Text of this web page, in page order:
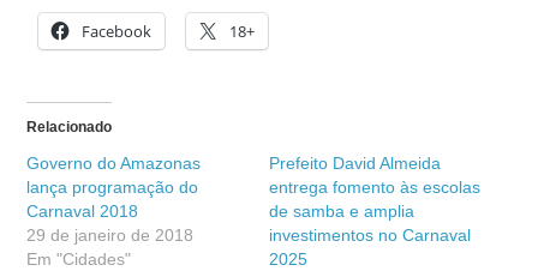
Facebook 18+
Relacionado
Governo do Amazonas
lança programação do
Carnaval 2018
29 de janeiro de 2018
Em "Cidades"
Prefeito David Almeida
entrega fomento às escolas
de samba e amplia
investimentos no Carnaval
2025